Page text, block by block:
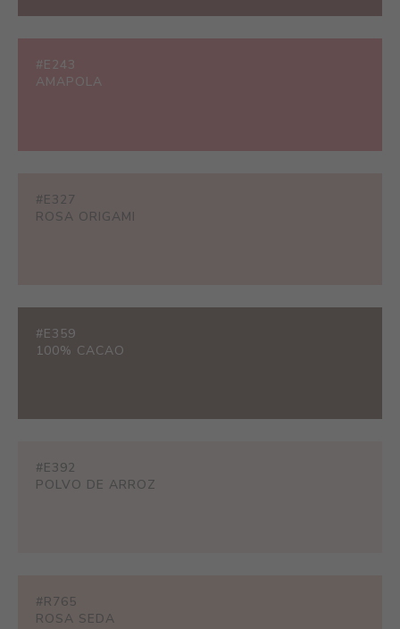
#E243
AMAPOLA
#E327
ROSA ORIGAMI
#E359
100% CACAO
#E392
POLVO DE ARROZ
#R765
ROSA SEDA